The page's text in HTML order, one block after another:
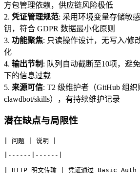
方包管理依赖，供应链风险极低
2. 凭证管理规范: 采用环境变量存储敏
钥，符合 GDPR 数据最小化原则
3. 功能聚焦: 只读操作设计，无写入/修
化
4. 输出节制 : 队列自动截断至10项，避
下的信息过载
5. 来源可信: T2 级维护者（GitHub 组织
clawdbot/skills），有持续维护记录
潜在缺点与局限性
| 问题 | 说明 |
|------|------|
| HTTP 明文传输 | 凭证通过 Basic Auth